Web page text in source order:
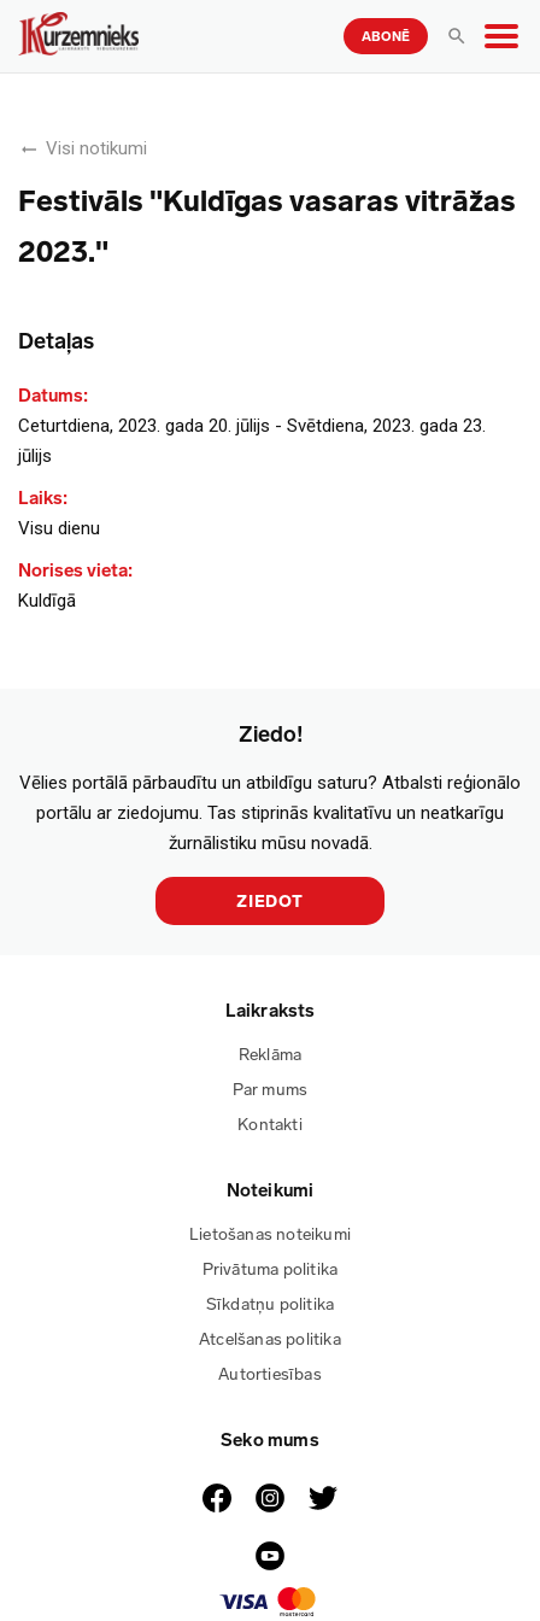
ABONĒ
Visi notikumi
Festivāls "Kuldīgas vasaras vitrāžas
2023."
Detaļas
Datums:
Ceturtdiena, 2023. gada 20. jūlijs - Svētdiena, 2023. gada 23.
jūlijs
Laiks:
Visu dienu
Norises vieta:
Kuldīgā
Ziedo!
Vēlies portālā pārbaudītu un atbildīgu saturu? Atbalsti reģionālo
portālu ar ziedojumu. Tas stiprinās kvalitatīvu un neatkarīgu
žurnālistiku mūsu novadā.
ZIEDOT
Laikraksts
Reklāma
Par mums
Kontakti
Noteikumi
Lietošanas noteikumi
Privātuma politika
Sīkdatņu politika
Atcelšanas politika
Autortiesības
Seko mums